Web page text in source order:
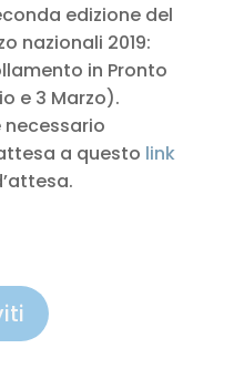
edizione del
nazionali 2019:
in Pronto
e 3 Marzo).
necessario
a questo link